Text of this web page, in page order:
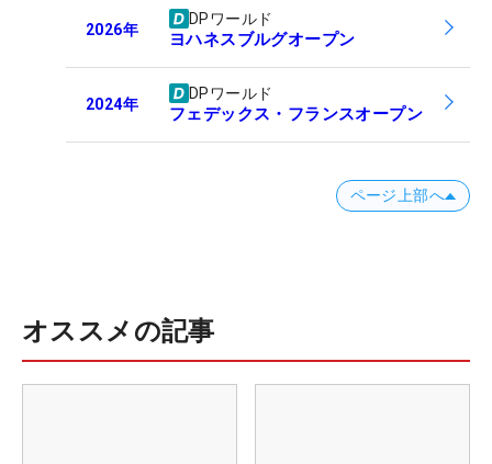
2026年
DPワールド
ヨハネスブルグオープン
2024年
DPワールド
フェデックス・フランスオープン
ページ上部へ
オススメの記事